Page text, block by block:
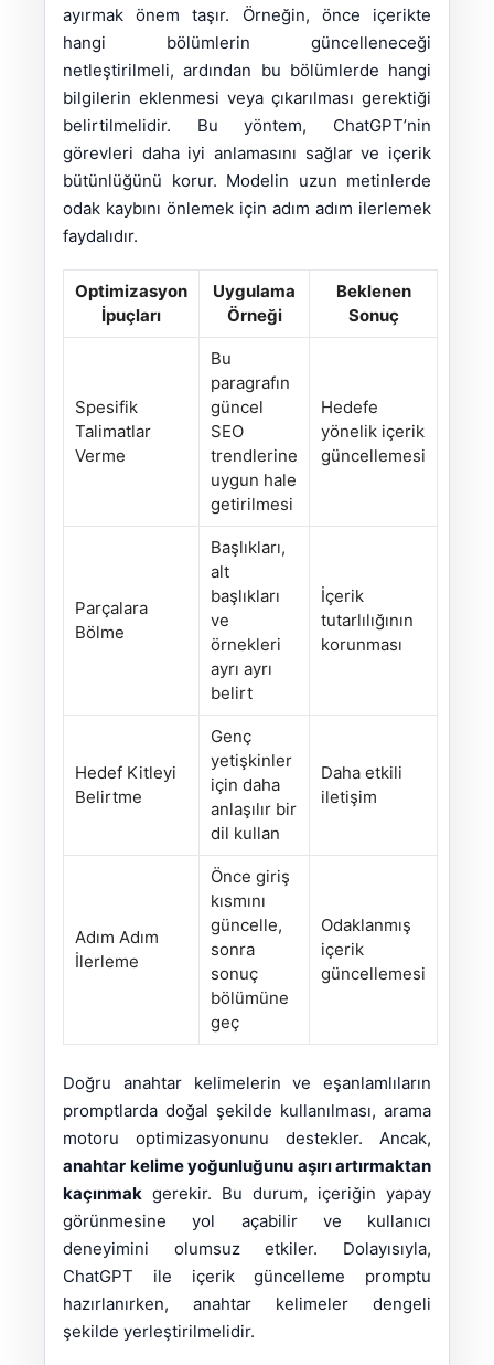
ayırmak önem taşır. Örneğin, önce içerikte
hangi bölümlerin güncelleneceği
netleştirilmeli, ardından bu bölümlerde hangi
bilgilerin eklenmesi veya çıkarılması gerektiği
belirtilmelidir. Bu yöntem, ChatGPT’nin
görevleri daha iyi anlamasını sağlar ve içerik
bütünlüğünü korur. Modelin uzun metinlerde
odak kaybını önlemek için adım adım ilerlemek
faydalıdır.
Optimizasyon
İpuçları
Uygulama
Örneği
Beklenen
Sonuç
Spesifik
Talimatlar
Verme
Bu
paragrafın
güncel
SEO
trendlerine
uygun hale
getirilmesi
Hedefe
yönelik içerik
güncellemesi
Parçalara
Bölme
Başlıkları,
alt
başlıkları
ve
örnekleri
ayrı ayrı
belirt
İçerik
tutarlılığının
korunması
Hedef Kitleyi
Belirtme
Genç
yetişkinler
için daha
anlaşılır bir
dil kullan
Daha etkili
iletişim
Adım Adım
İlerleme
Önce giriş
kısmını
güncelle,
sonra
sonuç
bölümüne
geç
Odaklanmış
içerik
güncellemesi
Doğru anahtar kelimelerin ve eşanlamlıların
promptlarda doğal şekilde kullanılması, arama
motoru optimizasyonunu destekler. Ancak,
anahtar kelime yoğunluğunu aşırı artırmaktan
kaçınmak gerekir. Bu durum, içeriğin yapay
görünmesine yol açabilir ve kullanıcı
deneyimini olumsuz etkiler. Dolayısıyla,
ChatGPT ile içerik güncelleme promptu
hazırlanırken, anahtar kelimeler dengeli
şekilde yerleştirilmelidir.